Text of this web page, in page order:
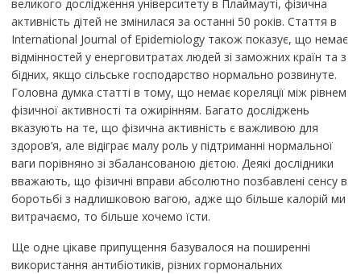
великого дослідження університету в Плаймауті, фізична
активність дітей не змінилася за останні 50 років. Стаття в
International Journal of Epidemiology також показує, що немає
відмінностей у енерговитратах людей зі заможних країн та з
бідних, якщо сільське господарство нормально розвинуте.
Головна думка статті в тому, що немає кореляції між рівнем
фізичної активності та ожирінням. Багато досліджень
вказують на те, що фізична активність є важливою для
здоров’я, але відіграє малу роль у підтриманні нормальної
ваги порівняно зі збалансованою дієтою. Деякі дослідники
вважають, що фізичні вправи абсолютно позбавлені сенсу в
боротьбі з надлишковою вагою, адже що більше калорій ми
витрачаємо, то більше хочемо їсти.
Ще одне цікаве припущення базувалося на поширенні
використання антибіотиків, різних гормональних